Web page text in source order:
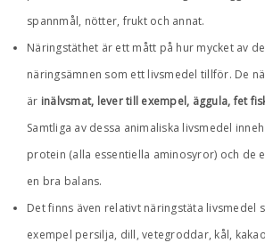
spannmål, nötter, frukt och annat.
Näringstäthet är ett mått på hur mycket av
näringsämnen som ett livsmedel tillför. De
är inälvsmat, lever till exempel, äggula, fet
Samtliga av dessa animaliska livsmedel
protein (alla essentiella aminosyror) och de
en bra balans.
Det finns även relativt näringstäta livsmedel
exempel persilja, dill, vetegroddar, kål,